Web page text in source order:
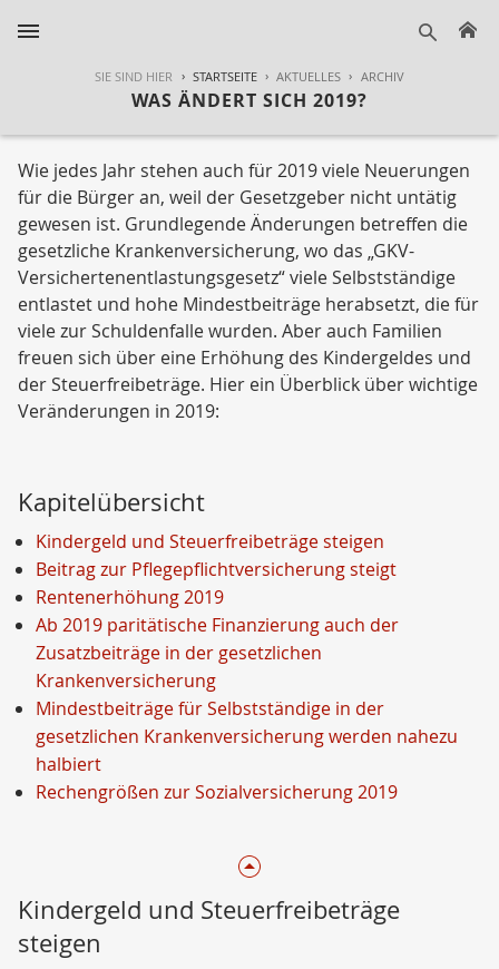
SIE SIND HIER STARTSEITE AKTUELLES ARCHIV
WAS ÄNDERT SICH 2019?
Wie jedes Jahr stehen auch für 2019 viele Neuerungen
für die Bürger an, weil der Gesetzgeber nicht untätig
gewesen ist. Grundlegende Änderungen betreffen die
gesetzliche Krankenversicherung, wo das „GKV-
Versichertenentlastungsgesetz“ viele Selbstständige
entlastet und hohe Mindestbeiträge herabsetzt, die für
viele zur Schuldenfalle wurden. Aber auch Familien
freuen sich über eine Erhöhung des Kindergeldes und
der Steuerfreibeträge. Hier ein Überblick über wichtige
Veränderungen in 2019:
Kapitelübersicht
Kindergeld und Steuerfreibeträge steigen
Beitrag zur Pflegepflichtversicherung steigt
Rentenerhöhung 2019
Ab 2019 paritätische Finanzierung auch der
Zusatzbeiträge in der gesetzlichen
Krankenversicherung
Mindestbeiträge für Selbstständige in der
gesetzlichen Krankenversicherung werden nahezu
halbiert
Rechengrößen zur Sozialversicherung 2019
Kindergeld und Steuerfreibeträge
steigen